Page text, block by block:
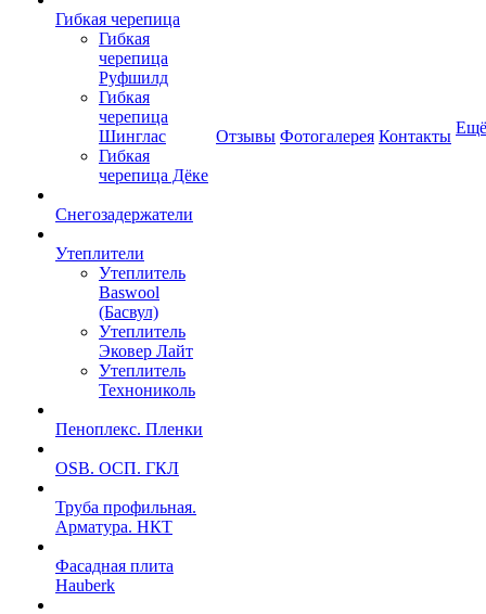
Гибкая черепица
Гибкая
черепица
Руфшилд
Гибкая
черепица
Шинглас
Гибкая
черепица Дёке
Снегозадержатели
Утеплители
Утеплитель
Baswool
(Басвул)
Утеплитель
Эковер Лайт
Утеплитель
Технониколь
Пеноплекс. Пленки
OSB. ОСП. ГКЛ
Труба профильная.
Арматура. НКТ
Фасадная плита
Hauberk
Отзывы Фотогалерея Контакты Ещё